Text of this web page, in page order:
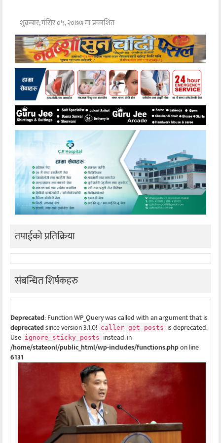
शुक्रबार, मंसिर ०५, २०७७ मा प्रकाशित
तपाईको प्रतिक्रिया
संबन्धित शिर्षकहरु
Deprecated: Function WP_Query was called with an argument that is
deprecatedsince version 3.1.0! caller_get_posts is deprecated.
Use ignore_sticky_posts instead. in
/home/stateonl/public_html/wp-includes/functions.phpon line
6131